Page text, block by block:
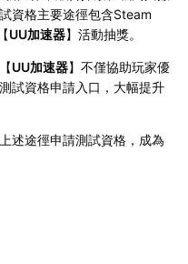
資格主要途徑包含Steam
UU加速器】活動抽獎。
UU加速器】不僅協助玩家優
試資格申請入口，大幅提升
述途徑申請測試資格，成為